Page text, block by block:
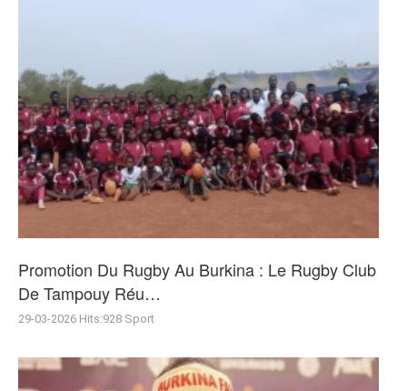
Promotion Du Rugby Au Burkina : Le Rugby Club
De Tampouy Réu…
29-03-2026 Hits:928 Sport